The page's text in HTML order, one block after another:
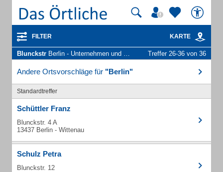
FILTER KARTE
Blunckstr Berlin - Unternehmen und Personen Treffer 26-36 von 36
Andere Ortsvorschläge für "Berlin"
Standardtreffer
Schüttler Franz
Blunckstr. 4 A
13437 Berlin - Wittenau
Schulz Petra
Blunckstr. 12